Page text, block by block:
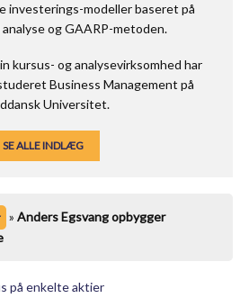
investerings-modeller baseret på
og GAARP-metoden.
kursus- og analysevirksomhed har
Business Management på
Universitet.
SE ALLE INDLÆG
» Anders Egsvang opbygger
på enkelte aktier